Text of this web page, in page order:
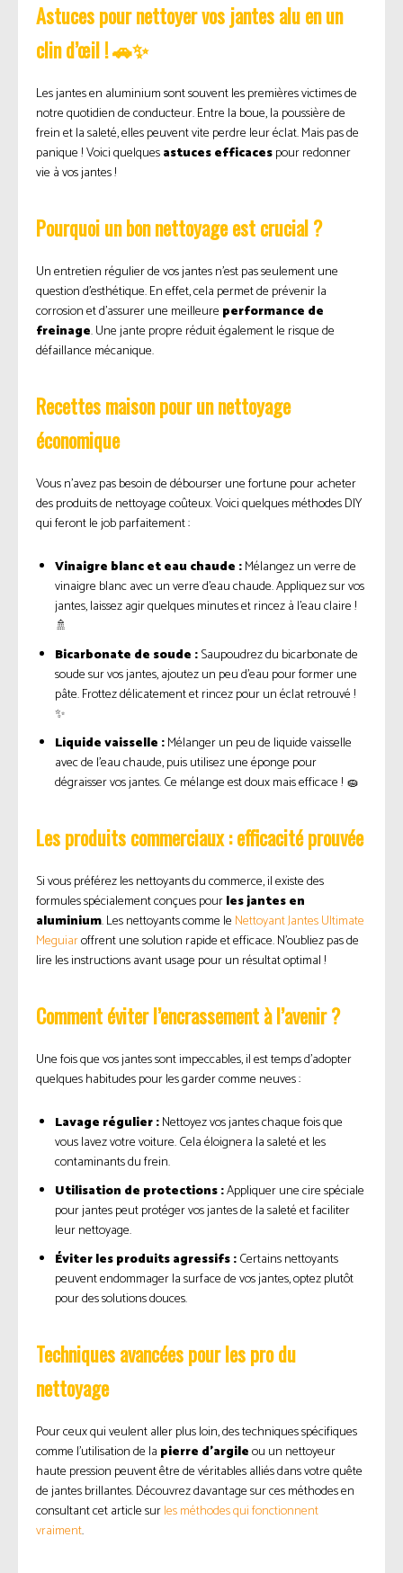
Astuces pour nettoyer vos jantes alu en un
clin d’œil ! 🚗✨
Les jantes en aluminium sont souvent les premières victimes de
notre quotidien de conducteur. Entre la boue, la poussière de
frein et la saleté, elles peuvent vite perdre leur éclat. Mais pas de
panique ! Voici quelquesastuces efficacespour redonner
vie à vos jantes !
Pourquoi un bon nettoyage est crucial ?
Un entretien régulier de vos jantes n’est pas seulement une
question d’esthétique. En effet, cela permet de prévenir la
corrosion et d’assurer une meilleure performance de
freinage. Une jante propre réduit également le risque de
défaillance mécanique.
Recettes maison pour un nettoyage
économique
Vous n’avez pas besoin de débourser une fortune pour acheter
des produits de nettoyage coûteux. Voici quelques méthodes DIY
qui feront le job parfaitement :
Vinaigre blanc et eau chaude :Mélangez un verre de
vinaigre blanc avec un verre d’eau chaude. Appliquez sur vos
jantes, laissez agir quelques minutes et rincez à l’eau claire !
🚿
Bicarbonate de soude :Saupoudrez du bicarbonate de
soude sur vos jantes, ajoutez un peu d’eau pour former une
pâte. Frottez délicatement et rincez pour un éclat retrouvé !
✨
Liquide vaisselle :Mélanger un peu de liquide vaisselle
avec de l’eau chaude, puis utilisez une éponge pour
dégraisser vos jantes. Ce mélange est doux mais efficace ! 🧽
Les produits commerciaux : efficacité prouvée
Si vous préférez les nettoyants du commerce, il existe des
formules spécialement conçues pourles jantes en
aluminium. Les nettoyants comme le Nettoyant Jantes Ultimate
Meguiaroffrent une solution rapide et efficace. N’oubliez pas de
lire les instructions avant usage pour un résultat optimal !
Comment éviter l’encrassement à l’avenir ?
Une fois que vos jantes sont impeccables, il est temps d’adopter
quelques habitudes pour les garder comme neuves :
Lavage régulier :Nettoyez vos jantes chaque fois que
vous lavez votre voiture. Cela éloignera la saleté et les
contaminants du frein.
Utilisation de protections :Appliquer une cire spéciale
pour jantes peut protéger vos jantes de la saleté et faciliter
leur nettoyage.
Éviter les produits agressifs :Certains nettoyants
peuvent endommager la surface de vos jantes, optez plutôt
pour des solutions douces.
Techniques avancées pour les pro du
nettoyage
Pour ceux qui veulent aller plus loin, des techniques spécifiques
comme l’utilisation de la pierre d’argileou un nettoyeur
haute pression peuvent être de véritables alliés dans votre quête
de jantes brillantes. Découvrez davantage sur ces méthodes en
consultant cet article surles méthodes qui fonctionnent
vraiment.